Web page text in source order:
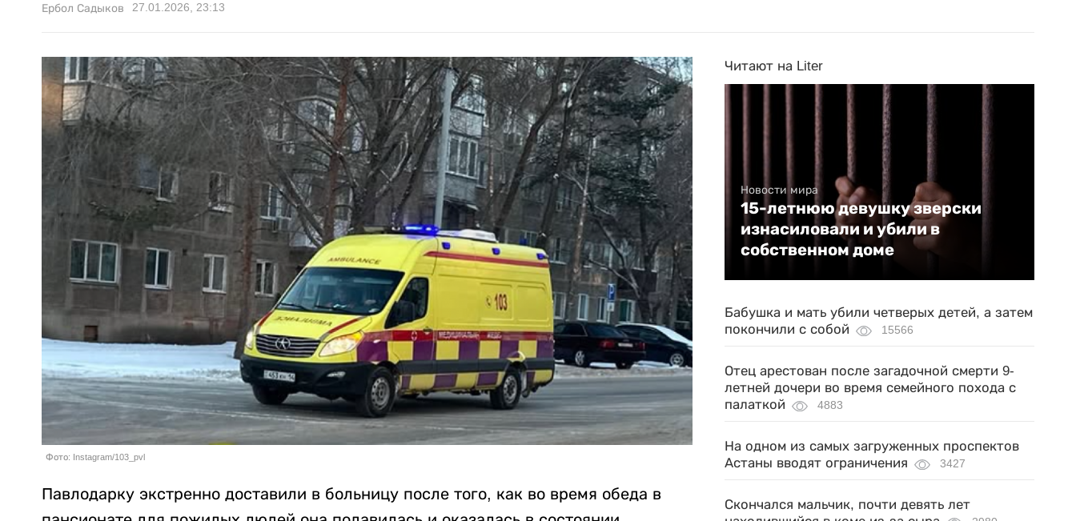
Ербол Садыков 27.01.2026, 23:13
Фото: Instagram/103_pvl
Павлодарку экстренно доставили в больницу после того, как во время обеда в
Читают на Liter
Новости мира
15-летнюю девушку зверски
изнасиловали и убили в
собственном доме
Бабушка и мать убили четверых детей, а затем
покончили с собой
15566
Отец арестован после загадочной смерти 9-
летней дочери во время семейного похода с
палаткой
4883
На одном из самых загруженных проспектов
Астаны вводят ограничения
3427
Скончался мальчик, почти девять лет